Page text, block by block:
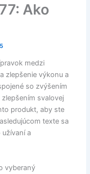
Ako
medzi
zlepšenie výkonu a
so zvýšením
svalovej
produkt, aby ste
texte sa
a
vyberaný